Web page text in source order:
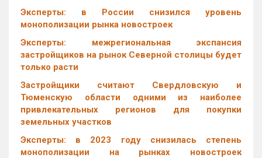
Эксперты: в России снизился уровень
монополизации рынка новостроек
Эксперты: межрегиональная экспансия
застройщиков на рынок Северной столицы будет
только расти
Застройщики считают Свердловскую и
Тюменскую области одними из наиболее
привлекательных регионов для покупки
земельных участков
Эксперты: в 2023 году снизилась степень
монополизации на рынках новостроек